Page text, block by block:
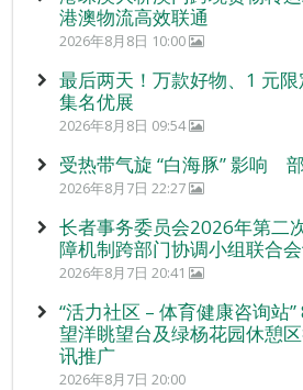
港澳物流高效联通
2026年8月8日 10:00
最后两天！万款好物、1 元
集名优展
2026年8月8日 09:54
受热带气旋 “白海豚” 影响
2026年8月7日 22:27
长者事务委员会2026年第二
障机制跨部门协调小组联合
2026年8月7日 20:41
“活力社区 – 体育健康咨询站
望洋眺望台及绿杨花园休憩
讯推广
2026年8月7日 20:00